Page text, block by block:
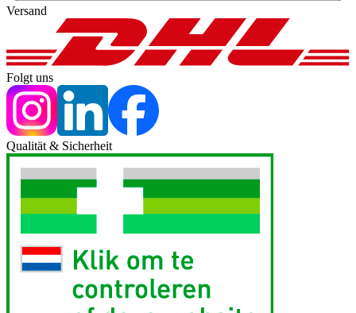
Versand
Folgt uns
Qualität & Sicherheit